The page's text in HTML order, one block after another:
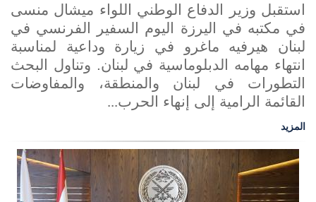
استقبل وزير الدفاع الوطني اللواء ميشال منسى
في مكتبه في اليرزة اليوم السفير الفرنسي في
لبنان هيرفيه ماغرو في زيارة وداعية لمناسبة
انتهاء مهامه الدبلوماسية في لبنان. وتناول البحث
التطورات في لبنان والمنطقة، والمفاوضات
القائمة الرامية إلى إنهاء الحرب...
المزيد